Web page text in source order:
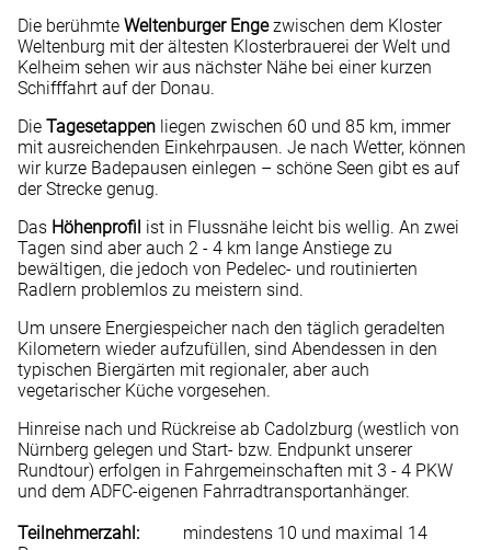
Die berühmte Weltenburger Engezwischen dem Kloster
Weltenburg mit der ältesten Klosterbrauerei der Welt und
Kelheim sehen wir aus nächster Nähe bei einer kurzen
Schifffahrt auf der Donau.
Die Tagesetappen liegen zwischen 60 und 85 km, immer
mit ausreichenden Einkehrpausen. Je nach Wetter, können
wir kurze Badepausen einlegen – schöne Seen gibt es auf
der Strecke genug.
Das Höhenprofil ist in Flussnähe leicht bis wellig. An zwei
Tagen sind aber auch 2 - 4 km lange Anstiege zu
bewältigen, die jedoch von Pedelec- und routinierten
Radlern problemlos zu meistern sind.
Um unsere Energiespeicher nach den täglich geradelten
Kilometern wieder aufzufüllen, sind Abendessen in den
typischen Biergärten mit regionaler, aber auch
vegetarischer Küche vorgesehen.
Hinreise nach und Rückreise ab Cadolzburg (westlich von
Nürnberg gelegen und Start- bzw. Endpunkt unserer
Rundtour) erfolgen in Fahrgemeinschaften mit 3 - 4 PKW
und dem ADFC-eigenen Fahrradtransportanhänger.
Teilnehmerzahl: mindestens 10 und maximal 14